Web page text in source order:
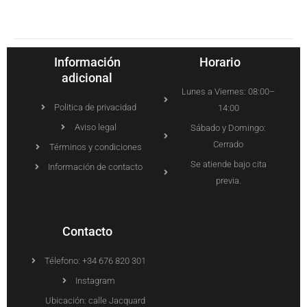
Información
adicional
Politica de privacidad
Aviso legal
Términos y condiciones
Información de contacto
Horario
Lunes a Viernes: 08:00–
14:00
Sábado y Domingo:
Cerrado
Se atiende bajo cita
previa.
Contacto
Télefono: +34 676 820 301
Instagram
Ubicación: calle Jacquard